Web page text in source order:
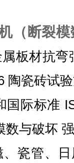
（断裂模
板材抗
陶瓷砖试
际标准
数与破坏
瓷管、